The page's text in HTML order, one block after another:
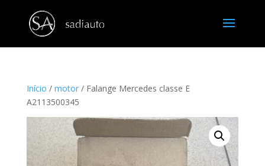
Início / motor/ Falange Mercedes classe E
A2113500345